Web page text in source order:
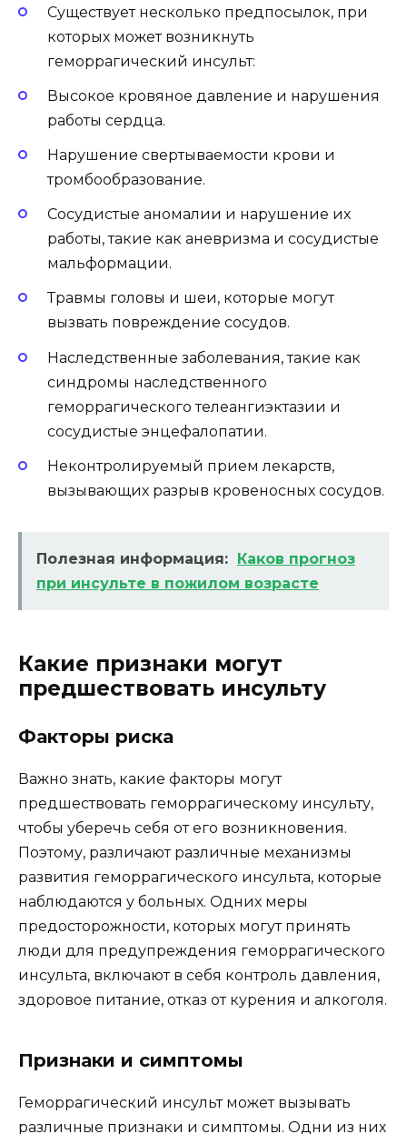
Существует несколько предпосылок, при
которых может возникнуть
геморрагический инсульт:
Высокое кровяное давление и нарушения
работы сердца.
Нарушение свертываемости крови и
тромбообразование.
Сосудистые аномалии и нарушение их
работы, такие как аневризма и сосудистые
мальформации.
Травмы головы и шеи, которые могут
вызвать повреждение сосудов.
Наследственные заболевания, такие как
синдромы наследственного
геморрагического телеангиэктазии и
сосудистые энцефалопатии.
Неконтролируемый прием лекарств,
вызывающих разрыв кровеносных сосудов.
Полезная информация: Каков прогноз
при инсульте в пожилом возрасте
Какие признаки могут
предшествовать инсульту
Факторы риска
Важно знать, какие факторы могут
предшествовать геморрагическому инсульту,
чтобы уберечь себя от его возникновения.
Поэтому, различают различные механизмы
развития геморрагического инсульта, которые
наблюдаются у больных. Одних меры
предосторожности, которых могут принять
люди для предупреждения геморрагического
инсульта, включают в себя контроль давления,
здоровое питание, отказ от курения и алкоголя.
Признаки и симптомы
Геморрагический инсульт может вызывать
различные признаки и симптомы. Одни из них